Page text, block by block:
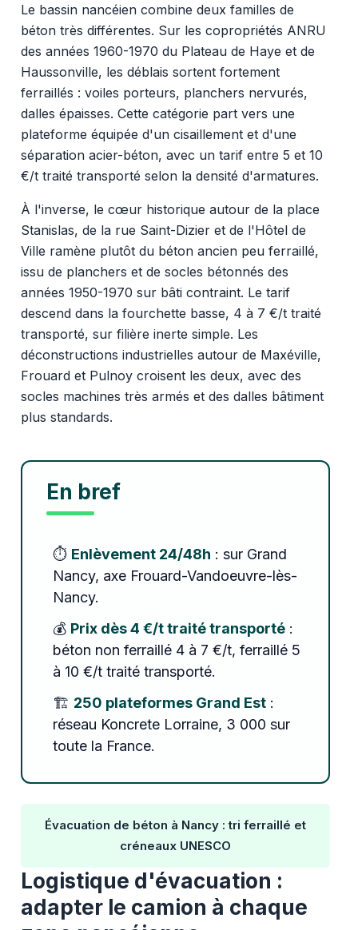
Le bassin nancéien combine deux familles de
béton très différentes. Sur les copropriétés ANRU
des années 1960-1970 du Plateau de Haye et de
Haussonville, les déblais sortent fortement
ferraillés : voiles porteurs, planchers nervurés,
dalles épaisses. Cette catégorie part vers une
plateforme équipée d'un cisaillement et d'une
séparation acier-béton, avec un tarif entre 5 et 10
€/t traité transporté selon la densité d'armatures.
À l'inverse, le cœur historique autour de la place
Stanislas, de la rue Saint-Dizier et de l'Hôtel de
Ville ramène plutôt du béton ancien peu ferraillé,
issu de planchers et de socles bétonnés des
années 1950-1970 sur bâti contraint. Le tarif
descend dans la fourchette basse, 4 à 7 €/t traité
transporté, sur filière inerte simple. Les
déconstructions industrielles autour de Maxéville,
Frouard et Pulnoy croisent les deux, avec des
socles machines très armés et des dalles bâtiment
plus standards.
En bref
⏱️ Enlèvement 24/48h : sur Grand
Nancy, axe Frouard-Vandoeuvre-lès-
Nancy.
💰 Prix dès 4 €/t traité transporté:
béton non ferraillé 4 à 7 €/t, ferraillé 5
à 10 €/t traité transporté.
🏗️ 250 plateformes Grand Est:
réseau Koncrete Lorraine, 3 000 sur
toute la France.
Évacuation de béton à Nancy : tri ferraillé et
créneaux UNESCO
Logistique d'évacuation :
adapter le camion à chaque